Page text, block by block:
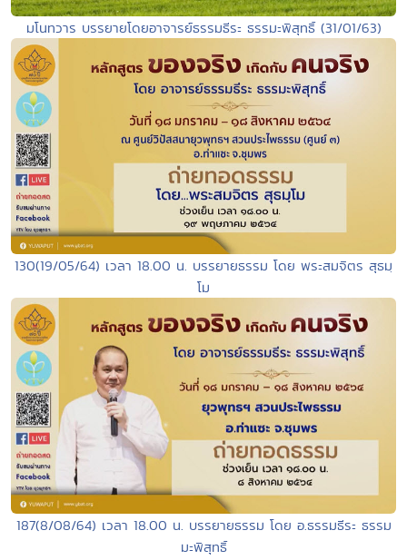
มโนทวาร บรรยายโดยอาจารย์ธรรมธีระ ธรรมะพิสุทธิ์ (31/01/63)
130(19/05/64) เวลา 18.00 น. บรรยายธรรม โดย พระสมจิตร สุธมฺ
โม
187(8/08/64) เวลา 18.00 น. บรรยายธรรม โดย อ.ธรรมธีระ ธรรม
มะพิสุทธิ์